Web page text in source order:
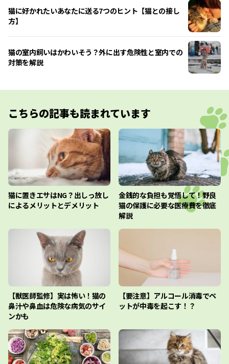
猫に好かれたいあなたに送る7つのヒント【猫との接し
方】
猫の室内飼いはかわいそう？外に出す危険性と室内での
対策を解説
こちらの記事も読まれています
猫に置きエサはNG？出しっ放し
によるメリットとデメリット
金銭的な負担も覚悟して！野良
猫の保護に必要な医療費を徹底
解説
【獣医師監修】実は怖い！猫の
鼻汁や鼻血は危険な病気のサイ
ンかも
【要注意】アルコール消毒でペ
ットが中毒を起こす！？